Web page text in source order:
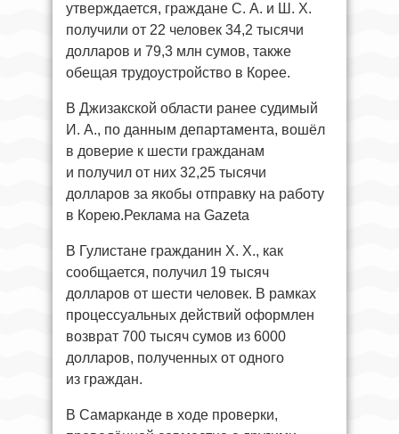
утверждается, граждане С. А. и Ш. Х.
получили от 22 человек 34,2 тысячи
долларов и 79,3 млн сумов, также
обещая трудоустройство в Корее.
В Джизакской области ранее судимый
И. А., по данным департамента, вошёл
в доверие к шести гражданам
и получил от них 32,25 тысячи
долларов за якобы отправку на работу
в Корею.Реклама на Gazeta
В Гулистане гражданин Х. Х., как
сообщается, получил 19 тысяч
долларов от шести человек. В рамках
процессуальных действий оформлен
возврат 700 тысяч сумов из 6000
долларов, полученных от одного
из граждан.
В Самарканде в ходе проверки,